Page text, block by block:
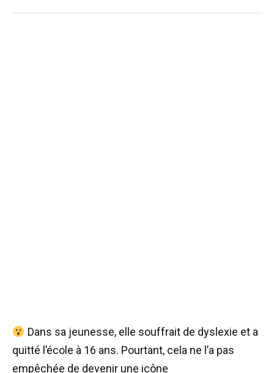
Dans sa jeunesse, elle souffrait de dyslexie et a
quitté l’école à 16 ans. Pourtant, cela ne l’a pas
empêchée de devenir une icône